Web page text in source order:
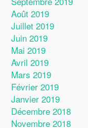
Août 2019
Juillet 2019
Juin 2019
Mai 2019
Avril 2019
Mars 2019
Février 2019
Janvier 2019
Décembre 2018
Novembre 2018